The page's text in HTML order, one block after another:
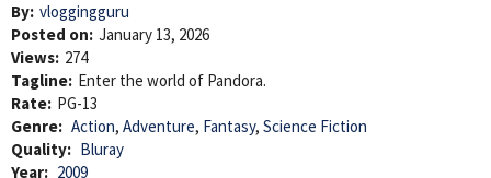
By: vloggingguru
Posted on: January 13, 2026
Views: 274
Tagline: Enter the world of Pandora.
Rate: PG-13
Genre: Action, Adventure, Fantasy, Science Fiction
Quality: Bluray
Year: 2009